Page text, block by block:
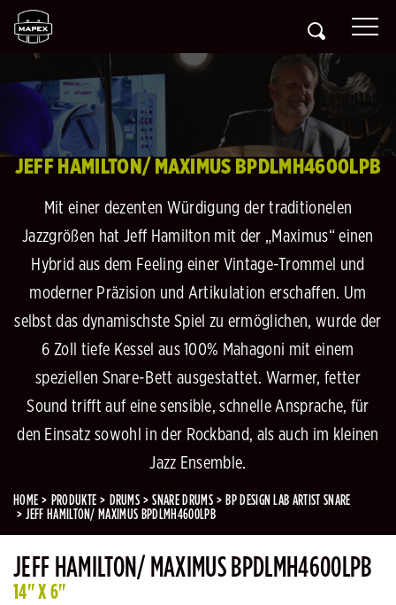
JEFF HAMILTON/ MAXIMUS BPDLMH4600LPB
Mit einer dezenten Würdigung der traditionelen
Jazzgrößen hat Jeff Hamilton mit der „Maximus“ einen
Hybrid aus dem Feeling einer Vintage-Trommel und
moderner Präzision und Artikulation erschaffen. Um
selbst das dynamischste Spiel zu ermöglichen, wurde der
6 Zoll tiefe Kessel aus 100% Mahagoni mit einem
speziellen Snare-Bett ausgestattet. Warmer, fetter
Sound trifft auf eine sensible, schnelle Ansprache, für
den Einsatz sowohl in der Rockband, als auch im kleinen
Jazz Ensemble.
HOME PRODUKTE DRUMS SNARE DRUMS
BP DESIGN LAB ARTIST SNARE
JEFF HAMILTON/ MAXIMUS BPDLMH4600LPB
JEFF HAMILTON/ MAXIMUS BPDLMH4600LPB
14" X 6"